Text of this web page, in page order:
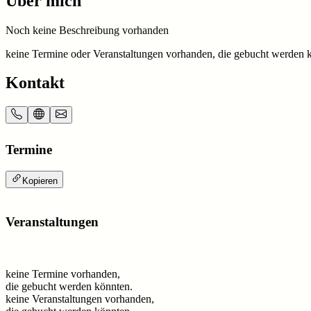
Noch keine Beschreibung vorhanden
keine Termine oder Veranstaltungen vorhanden, die gebucht werden
Kontakt
Termine
Kopieren
Veranstaltungen
keine Termine vorhanden,
die gebucht werden könnten.
keine Veranstaltungen vorhanden,